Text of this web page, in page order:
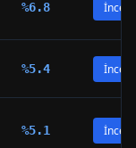
%6.8 İncele
%5.4 İncele
%5.1 İncele